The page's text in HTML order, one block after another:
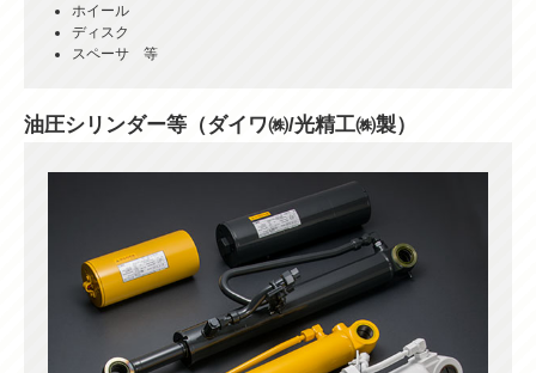
ホイール
ディスク
スペーサ 等
油圧シリンダー等（ダイワ㈱/光精工㈱製）